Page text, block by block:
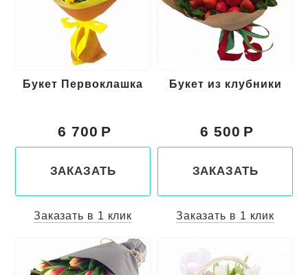
Букет Первоклашка
6 700
ЗАКАЗАТЬ
Заказать в 1 клик
Букет из клубники
6 500
ЗАКАЗАТЬ
Заказать в 1 клик